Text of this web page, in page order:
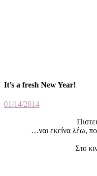
It’s a fresh New Year!
01/14/2014
…ναι εκείνα λέω,
Στο